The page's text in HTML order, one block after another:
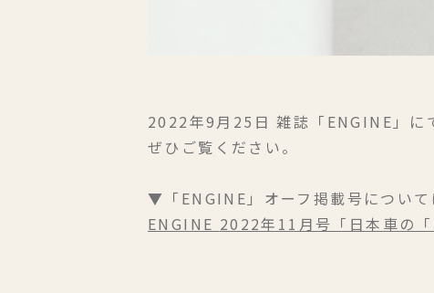
2022年9月25日 雑誌「ENGINE」に
ぜひご覧ください。
▼「ENGINE」オーフ掲載号について
ENGINE 2022年11月号「日本車の「